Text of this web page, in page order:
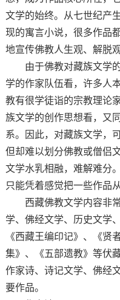
文学的始终。从七世纪产
现的寓言小说，很多作品
地宣传佛教人生观、解脱
由于佛教对藏族文学的
学的作家队伍看，许多人
教有很学徒诣的宗教理论
族文学的创作思想看，又
系。因此，对藏族文学，
但却难以划分佛教或僧侣
文学水乳相融，难解难分
只能凭着感觉把一些作品
西藏佛教文学内容非常
学、佛经文学、历史文学
《西藏王编印记》、《贤
集》、《五部遗教》等伏
作家诗、诗记文学、佛经
要作品。